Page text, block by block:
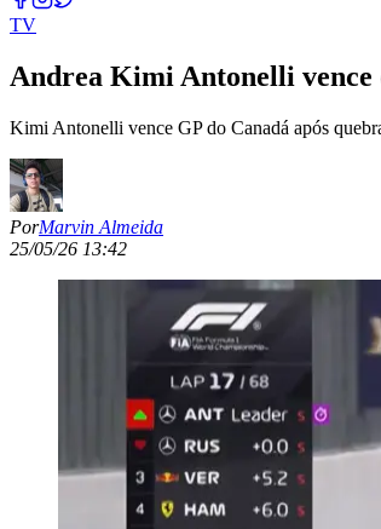
TV
Andrea Kimi Antonelli vence
Kimi Antonelli vence GP do Canadá após
PorMarvin Almeida
25/05/26 13:42